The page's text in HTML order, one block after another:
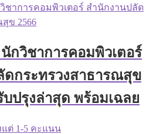
กวิชาการคอมพิวเตอร์
ดกระทรวงสาธารณสุข
บปรุงล่าสุด พร้อมเฉลย
แต่ 1-5 คะแนน